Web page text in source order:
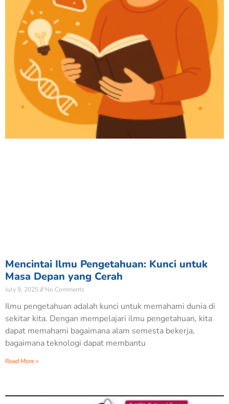
Mencintai Ilmu Pengetahuan: Kunci untuk
Masa Depan yang Cerah
July 9, 2025 No Comments
Ilmu pengetahuan adalah kunci untuk memahami dunia di
sekitar kita. Dengan mempelajari ilmu pengetahuan, kita
dapat memahami bagaimana alam semesta bekerja,
bagaimana teknologi dapat membantu
Read More »